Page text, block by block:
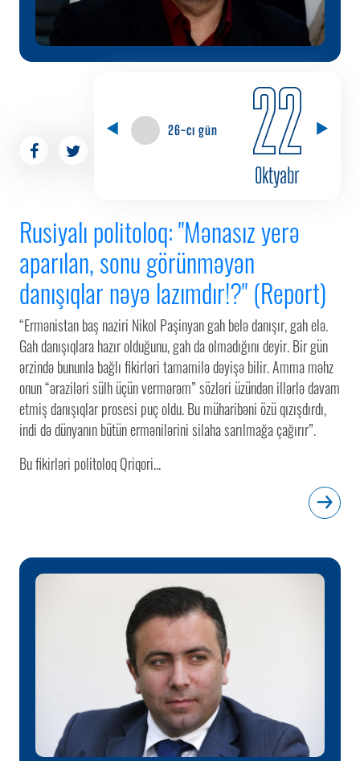
26-cı gün 22
Oktyabr
Rusiyalı politoloq: "Mənasız yerə
aparılan, sonu görünməyən
danışıqlar nəyə lazımdır!?" (Report)
“Ermənistan baş naziri Nikol Paşinyan gah belə danışır, gah elə.
Gah danışıqlara hazır olduğunu, gah da olmadığını deyir. Bir gün
ərzində bununla bağlı fikirləri tamamilə dəyişə bilir. Amma məhz
onun “əraziləri sülh üçün vermərəm” sözləri üzündən illərlə davam
etmiş danışıqlar prosesi puç oldu. Bu müharibəni özü qızışdırdı,
indi də dünyanın bütün ermənilərini silaha sarılmağa çağırır”.
Bu fikirləri politoloq Qriqori...